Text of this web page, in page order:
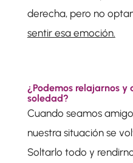
derecha, pero no
sentir esa emoción.
¿Podemos relajarnos
soledad?
Cuando seamos
nuestra situación se
Soltarlo todo y